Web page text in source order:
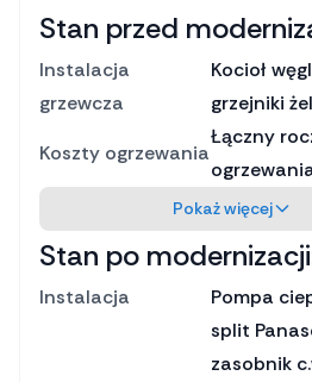
Stan przed
Instalacja
grzewcza
Kocioł
grzejniki
Koszty ogrzewania
Łączny
Pokaż więcej
Stan po
Instalacja
Pompa
split
zasobnik